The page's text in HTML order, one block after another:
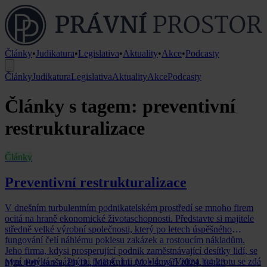
Články•Judikatura•Legislativa•Aktuality•Akce•Podcasty
ČlánkyJudikaturaLegislativaAktualityAkcePodcasty
Články s tagem: preventivní
restrukturalizace
Články
Preventivní restrukturalizace
V dnešním turbulentním podnikatelském prostředí se mnoho firem
ocitá na hraně ekonomické životaschopnosti. Představte si majitele
středně velké výrobní společnosti, který po letech úspěšného
fungování čelí náhlému poklesu zakázek a rostoucím nákladům.
Jeho firma, kdysi prosperující podnik zaměstnávající desítky lidí, se
nyní potýká s vážnými finančními problémy. Vidina bankrotu se zdá
Mgr. Petr Janša, Ph.D., MBA, LL.M. • 4. září 2024, 04:23